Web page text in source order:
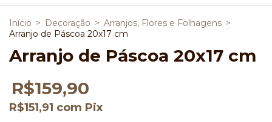
Início > Decoração > Arranjos, Flores e Folhagens >
Arranjo de Páscoa 20x17 cm
Arranjo de Páscoa 20x17 cm
R$159,90
R$151,91 com Pix